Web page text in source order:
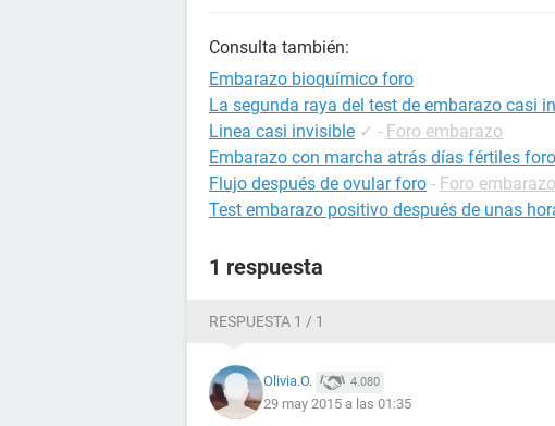
Consulta también:
Embarazo bioquímico foro
La segunda raya del test de embarazo casi
Linea casi invisible ✓ - Foro embarazo
Embarazo con marcha atrás días fértiles foro
Flujo después de ovular foro - Foro embarazo
Test embarazo positivo después de unas
1 respuesta
RESPUESTA 1 / 1
Olivia.O. 4.080
29 may 2015 a las 01:35